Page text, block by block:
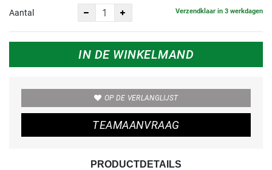
Aantal Verzendklaar in 3 werkdagen
IN DE WINKELMAND
OP DE VERLANGLIJST
TEAMAANVRAAG
PRODUCTDETAILS